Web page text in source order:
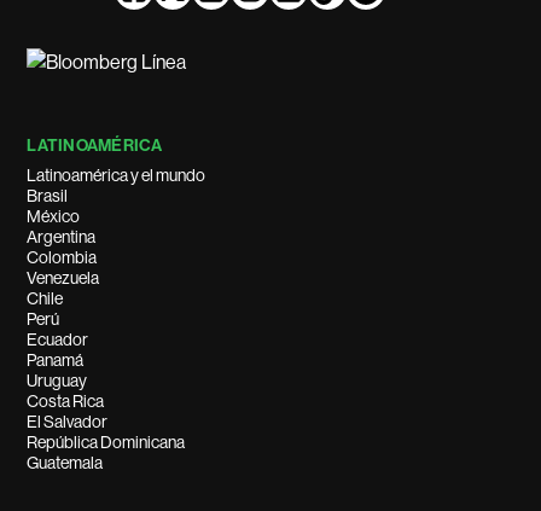
LATINOAMÉRICA
Latinoamérica y el mundo
Brasil
México
Argentina
Colombia
Venezuela
Chile
Perú
Ecuador
Panamá
Uruguay
Costa Rica
El Salvador
República Dominicana
Guatemala